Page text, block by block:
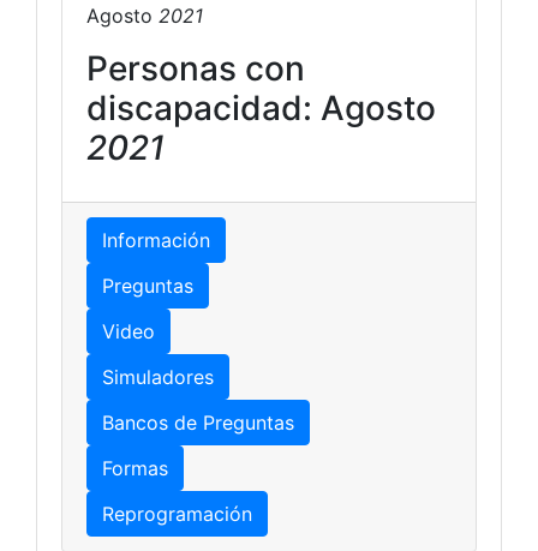
Agosto 2021
Personas con
discapacidad: Agosto
2021
Información
Preguntas
Video
Simuladores
Bancos de Preguntas
Formas
Reprogramación